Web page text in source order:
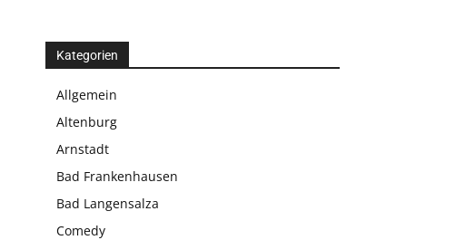
Kategorien
Allgemein
Altenburg
Arnstadt
Bad Frankenhausen
Bad Langensalza
Comedy